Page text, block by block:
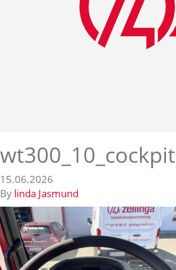
wt300_10_cockpit
15.06.2026
By linda Jasmund